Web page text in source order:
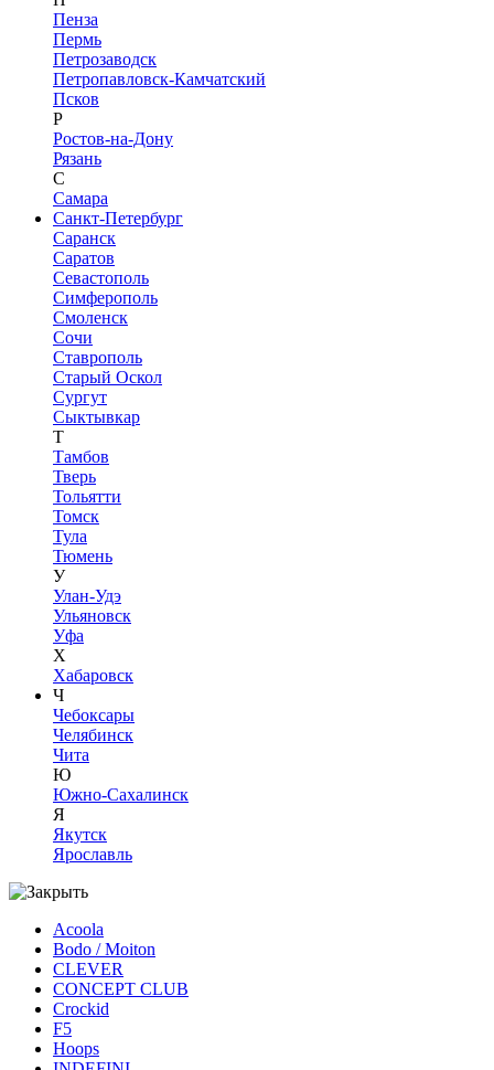
Пенза
Пермь
Петрозаводск
Петропавловск-Камчатский
Псков
Р
Ростов-на-Дону
Рязань
С
Самара
Санкт-Петербург
Саранск
Саратов
Севастополь
Симферополь
Смоленск
Сочи
Ставрополь
Старый Оскол
Сургут
Сыктывкар
Т
Тамбов
Тверь
Тольятти
Томск
Тула
Тюмень
У
Улан-Удэ
Ульяновск
Уфа
Х
Хабаровск
Ч
Чебоксары
Челябинск
Чита
Ю
Южно-Сахалинск
Я
Якутск
Ярославль
Acoola
Bodo / Moiton
CLEVER
CONCEPT CLUB
Crockid
F5
Hoops